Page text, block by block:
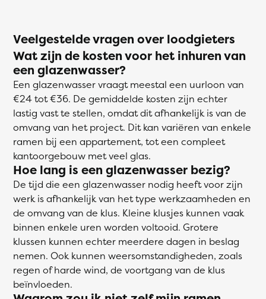
Veelgestelde vragen over loodgieters
Wat zijn de kosten voor het inhuren van
een glazenwasser?
Een glazenwasser vraagt meestal een uurloon van
€24 tot €36. De gemiddelde kosten zijn echter
lastig vast te stellen, omdat dit afhankelijk is van de
omvang van het project. Dit kan variëren van enkele
ramen bij een appartement, tot een compleet
kantoorgebouw met veel glas.
Hoe lang is een glazenwasser bezig?
De tijd die een glazenwasser nodig heeft voor zijn
werk is afhankelijk van het type werkzaamheden en
de omvang van de klus. Kleine klusjes kunnen vaak
binnen enkele uren worden voltooid. Grotere
klussen kunnen echter meerdere dagen in beslag
nemen. Ook kunnen weersomstandigheden, zoals
regen of harde wind, de voortgang van de klus
beïnvloeden.